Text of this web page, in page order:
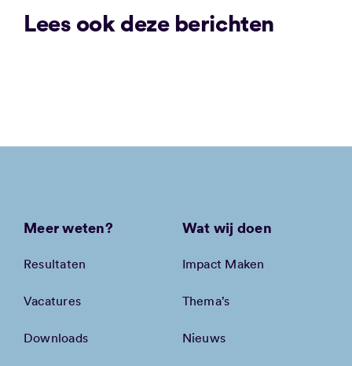
Lees ook deze berichten
Meer weten?
Resultaten
Vacatures
Downloads
Wat wij doen
Impact Maken
Thema’s
Nieuws